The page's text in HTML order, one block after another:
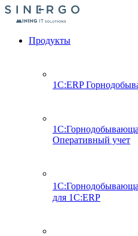
Продукты
1С:ERP
Оперативный учет
для 1С:ERP